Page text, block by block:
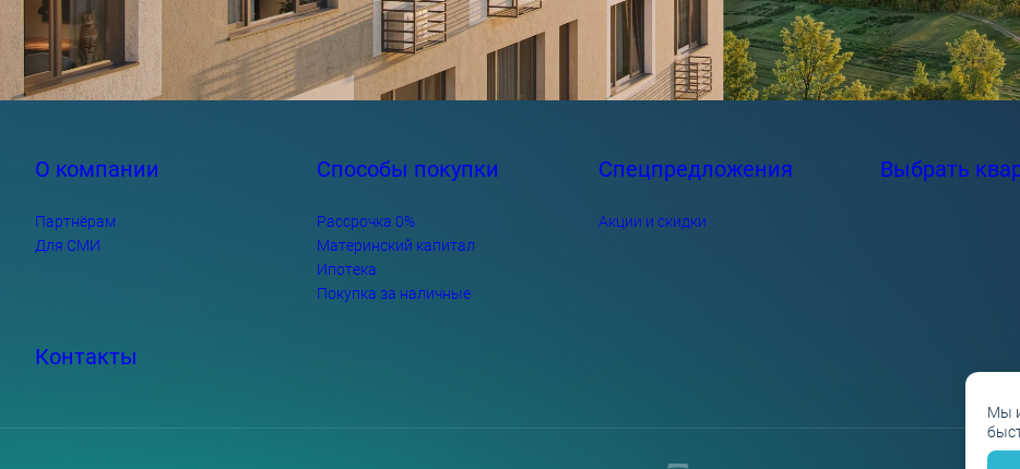
О компании
Партнёрам
Для СМИ
Способы покупки
Рассрочка 0%
Материнский капитал
Ипотека
Покупка за наличные
Спецпредложения
Акции и скидки
Выбрать
Контакты
Мы